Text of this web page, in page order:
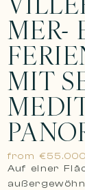
MER-
MIT
from
Auf einer